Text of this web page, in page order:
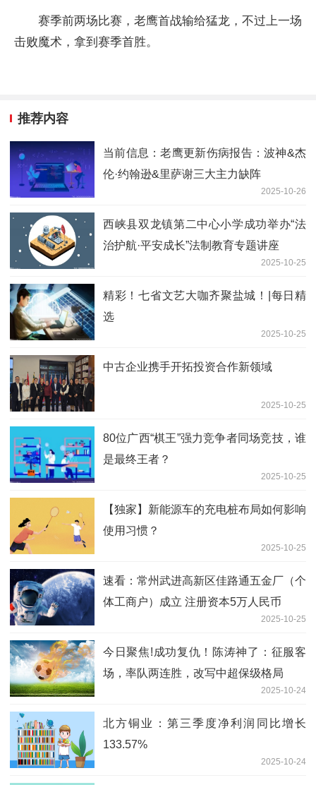
赛季前两场比赛，老鹰首战输给猛龙，不过上一场
击败魔术，拿到赛季首胜。
推荐内容
当前信息：老鹰更新伤病报告：波神&杰
伦·约翰逊&里萨谢三大主力缺阵
2025-10-26
西峡县双龙镇第二中心小学成功举办“法
治护航·平安成长”法制教育专题讲座
2025-10-25
精彩！七省文艺大咖齐聚盐城！|每日精
选
2025-10-25
中古企业携手开拓投资合作新领域
2025-10-25
80位广西“棋王”强力竞争者同场竞技，谁
是最终王者？
2025-10-25
【独家】新能源车的充电桩布局如何影响
使用习惯？
2025-10-25
速看：常州武进高新区佳路通五金厂（个
体工商户）成立 注册资本5万人民币
2025-10-25
今日聚焦!成功复仇！陈涛神了：征服客
场，率队两连胜，改写中超保级格局
2025-10-24
北方铜业：第三季度净利润同比增长
133.57%
2025-10-24